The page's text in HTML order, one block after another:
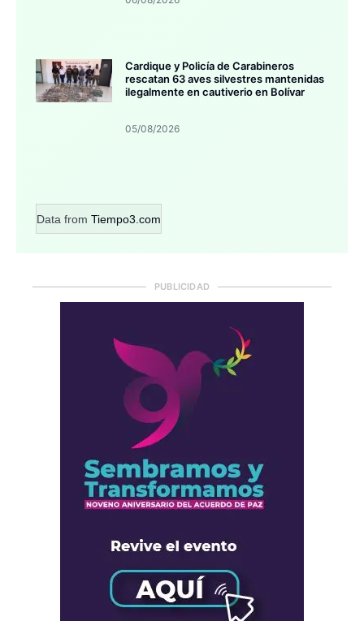
Cardique y Policía de Carabineros
rescatan 63 aves silvestres mantenidas
ilegalmente en cautiverio en Bolívar
05/08/2026
Data from Tiempo3.com
PUBLICIDAD